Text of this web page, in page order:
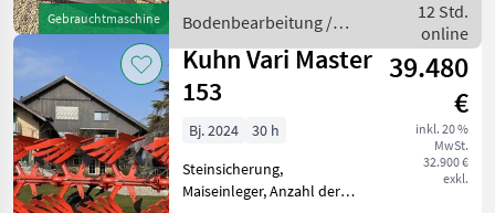
Gebrauchtmaschine
Schare, 102cm Scha
Bodenbearbeitung /
Pöttinger
12 Std.
online
Kuhn Vari Master
153
39.480
€
inkl. 20 %
MwSt.
32.900 €
exkl.
Bj. 2024
30 h
Steinsicherung,
Maiseinleger, Anzahl der